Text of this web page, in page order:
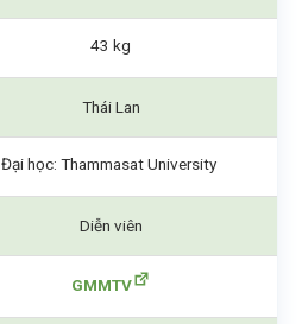
43 kg
Thái Lan
Đại học: Thammasat University
Diễn viên
GMMTV